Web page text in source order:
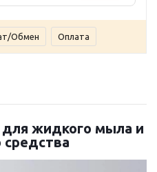
Обмен Оплата
жидкого мыла и